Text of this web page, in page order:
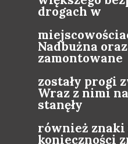
drogach w
Nadbużna
zamontowane
zostały progi
Wraz z nimi
stanęły
również znaki
konieczności